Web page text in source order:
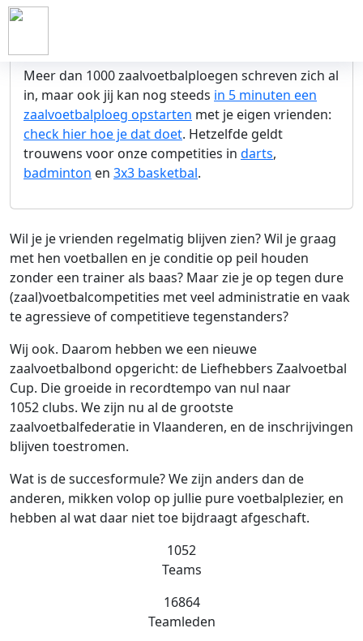
Meer dan 1000 zaalvoetbalploegen schreven zich al
in, maar ook jij kan nog steeds in 5 minuten een
zaalvoetbalploeg opstarten met je eigen vrienden:
check hier hoe je dat doet. Hetzelfde geldt
trouwens voor onze competities in darts,
badminton en 3x3 basketbal.
Wil je je vrienden regelmatig blijven zien? Wil je graag
met hen voetballen en je conditie op peil houden
zonder een trainer als baas? Maar zie je op tegen dure
(zaal)voetbalcompetities met veel administratie en vaak
te agressieve of competitieve tegenstanders?
Wij ook. Daarom hebben we een nieuwe
zaalvoetbalbond opgericht: de Liefhebbers Zaalvoetbal
Cup. Die groeide in recordtempo van nul naar
1052 clubs. We zijn nu al de grootste
zaalvoetbalfederatie in Vlaanderen, en de inschrijvingen
blijven toestromen.
Wat is de succesformule? We zijn anders dan de
anderen, mikken volop op jullie pure voetbalplezier, en
hebben al wat daar niet toe bijdraagt afgeschaft.
1052
Teams
16864
Teamleden